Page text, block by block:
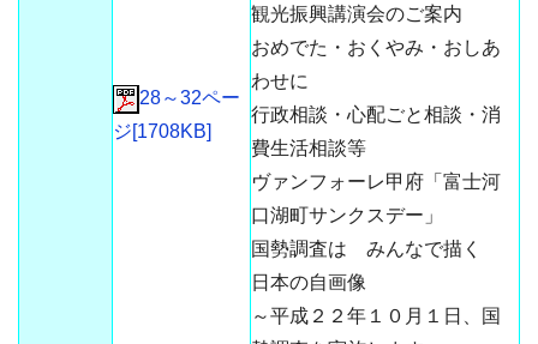
28～32ペー
ジ[1708KB]
観光振興講演会のご案内
おめでた・おくやみ・おしあ
わせに
行政相談・心配ごと相談・消
費生活相談等
ヴァンフォーレ甲府「富士河
口湖町サンクスデー」
国勢調査は みんなで描く
日本の自画像
～平成２２年１０月１日、国